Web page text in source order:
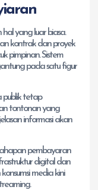
hal yang luar biasa.
kontrak dan proyek
pimpinan. Sistem
pada satu figur
publik tetap
tontonan yang
informasi akan
pembayaran
digital dan
media kini